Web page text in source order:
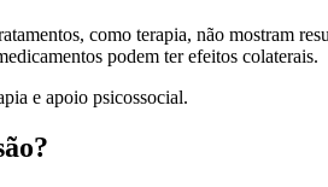
como terapia, não mostram
podem ter efeitos colaterais.
e apoio psicossocial.